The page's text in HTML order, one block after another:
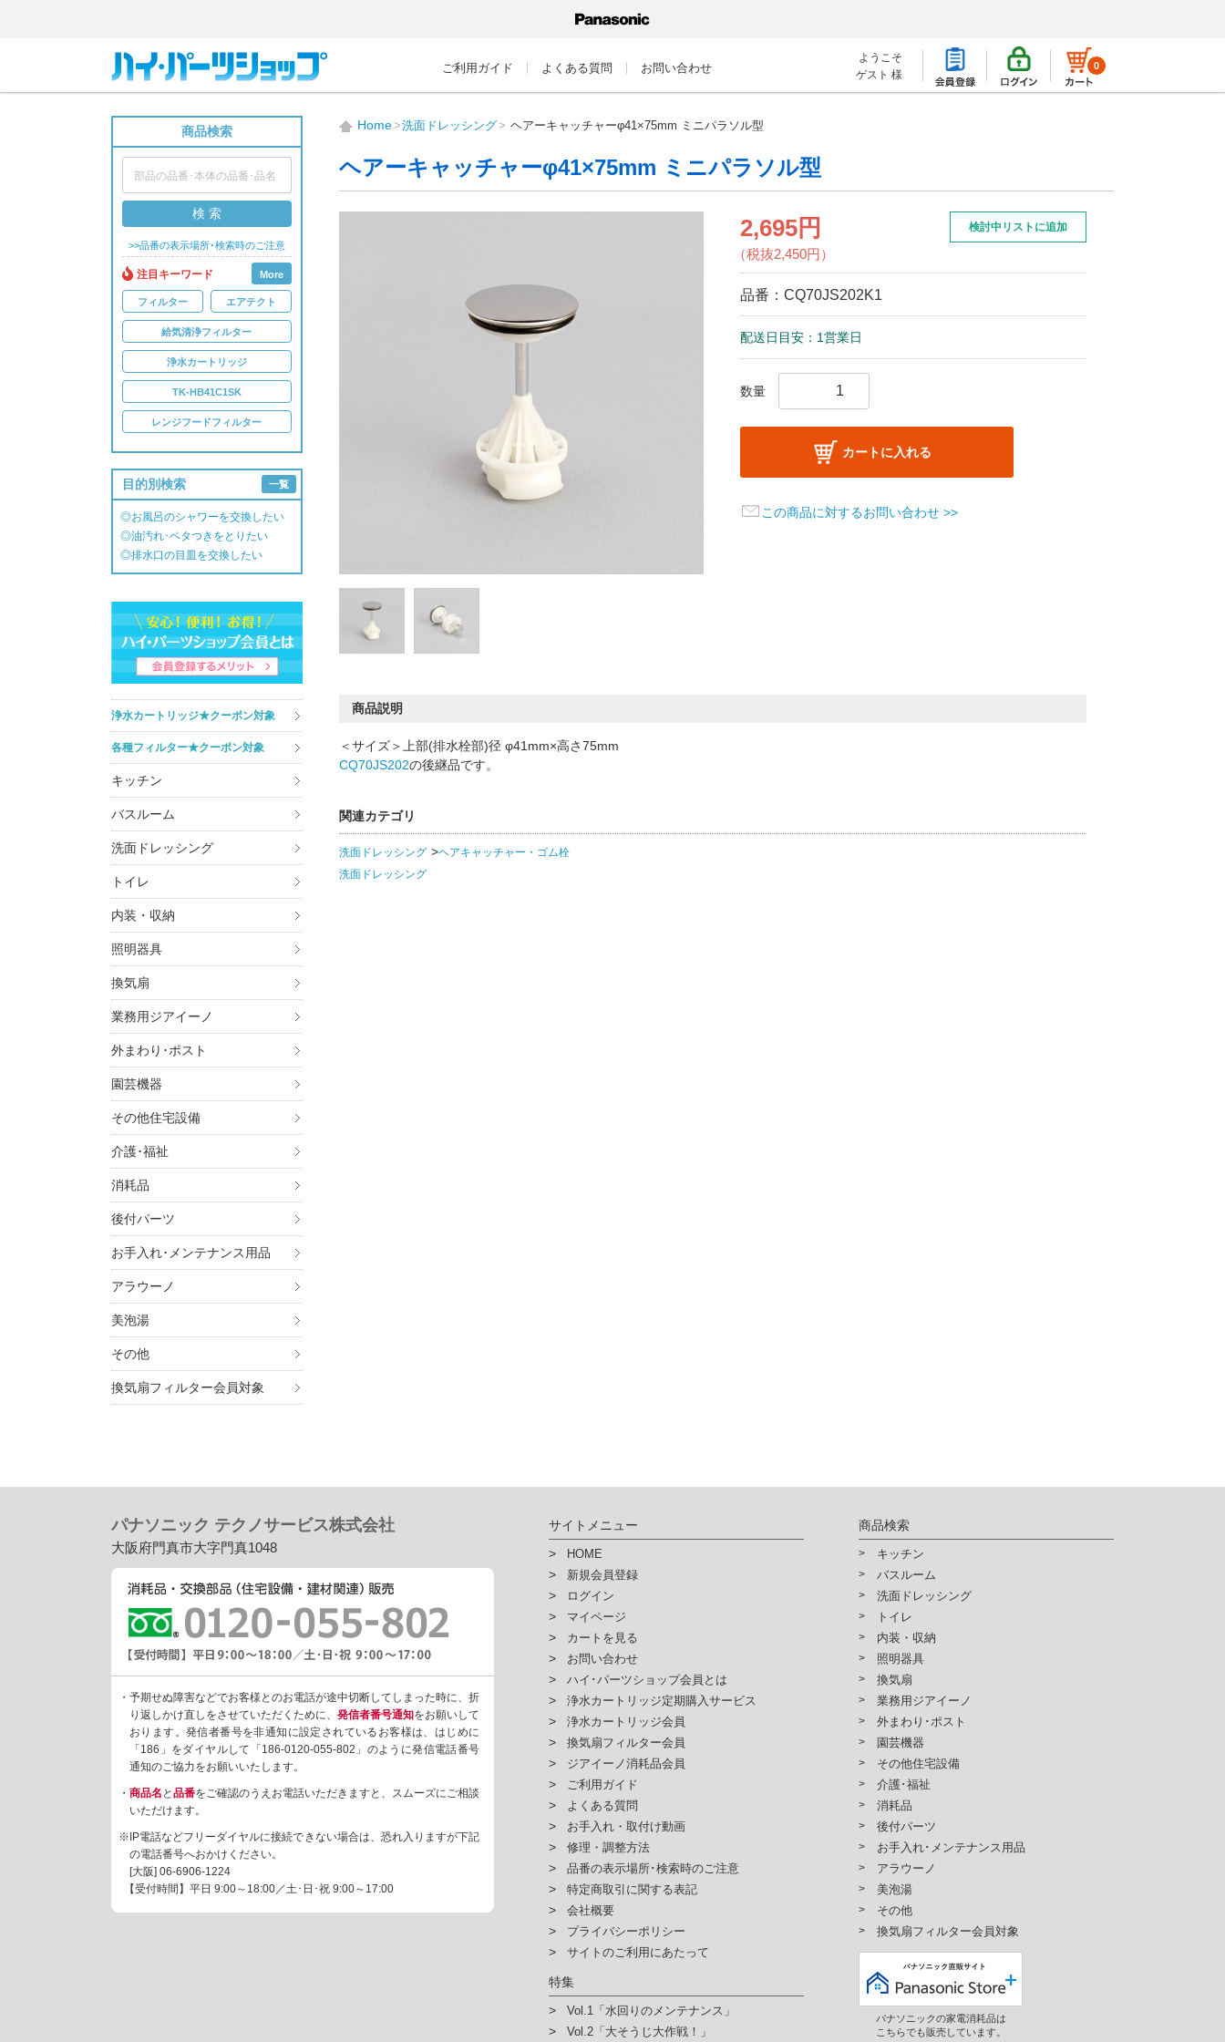
ご利用ガイド よくある質問 お問い合わせ
ようこそ
ゲスト 様
0
商品検索
検 索
>>品番の表示場所･検索時のご注意
注目キーワード More
フィルター エアテクト
給気清浄フィルター
浄水カートリッジ
TK-HB41C1SK
レンジフードフィルター
目的別検索 一覧
◎お風呂のシャワーを交換したい
◎油汚れ･ベタつきをとりたい
◎排水口の目皿を交換したい
浄水カートリッジ★クーポン対象
各種フィルター★クーポン対象
キッチン
バスルーム
洗面ドレッシング
トイレ
内装・収納
照明器具
換気扇
業務用ジアイーノ
外まわり･ポスト
園芸機器
その他住宅設備
介護･福祉
消耗品
後付パーツ
お手入れ･メンテナンス用品
アラウーノ
美泡湯
その他
換気扇フィルター会員対象
Home 洗面ドレッシング ヘアーキャッチャーφ41×75mm ミニパラソル型
ヘアーキャッチャーφ41×75mm ミニパラソル型
2,695円
（税抜2,450円）
品番： CQ70JS202K1
配送日目安：1営業日
検討中リストに追加
数量
カートに入れる
この商品に対するお問い合わせ >>
商品説明
＜サイズ＞上部(排水栓部)径 φ41mm×高さ75mm
CQ70JS202の後継品です。
関連カテゴリ
洗面ドレッシング
ヘアキャッチャー・ゴム栓
洗面ドレッシング
パナソニック テクノサービス株式会社
大阪府門真市大字門真1048
・予期せぬ障害などでお客様とのお電話が途中切断してしまった時に、折
り返しかけ直しをさせていただくために、 発信者番号通知をお願いして
おります。発信者番号を非通知に設定されているお客様は、はじめに
「186」をダイヤルして「186-0120-055-802」のように発信電話番号
通知のご協力をお願いいたします。
・ 商品名 と 品番をご確認のうえお電話いただきますと、スムーズにご相談
いただけます。
※IP電話などフリーダイヤルに接続できない場合は、恐れ入りますが下記
の電話番号へおかけください。
[大阪] 06-6906-1224
【受付時間】平日 9:00～18:00／土･日･祝 9:00～17:00
サイトメニュー
HOME
新規会員登録
ログイン
マイページ
カートを見る
お問い合わせ
ハイ･パーツショップ会員とは
浄水カートリッジ定期購入サービス
浄水カートリッジ会員
換気扇フィルター会員
ジアイーノ消耗品会員
ご利用ガイド
よくある質問
お手入れ・取付け動画
修理・調整方法
品番の表示場所･検索時のご注意
特定商取引に関する表記
会社概要
プライバシーポリシー
サイトのご利用にあたって
特集
Vol.1「水回りのメンテナンス」
Vol.2「大そうじ大作戦！」
商品検索
キッチン
バスルーム
洗面ドレッシング
トイレ
内装・収納
照明器具
換気扇
業務用ジアイーノ
外まわり･ポスト
園芸機器
その他住宅設備
介護･福祉
消耗品
後付パーツ
お手入れ･メンテナンス用品
アラウーノ
美泡湯
その他
換気扇フィルター会員対象
パナソニックの家電消耗品は
こちらでも販売しています。